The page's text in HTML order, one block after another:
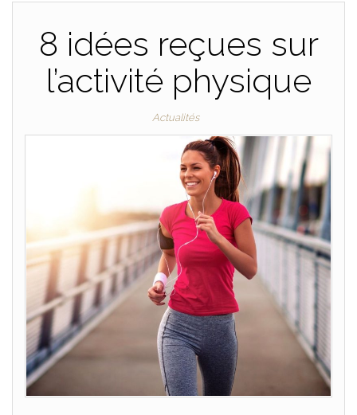
8 idées reçues sur
l’activité physique
Actualités